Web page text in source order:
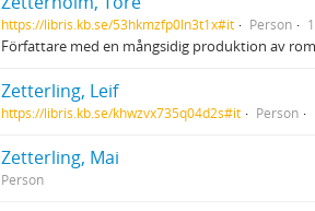
https://libris.kb.se/53hkmzfp0ln3t1x#it Person
Författare med en mångsidig produktion av
Zetterling, Leif
https://libris.kb.se/khwzvx735q04d2s#it Person
Zetterling, Mai
Person